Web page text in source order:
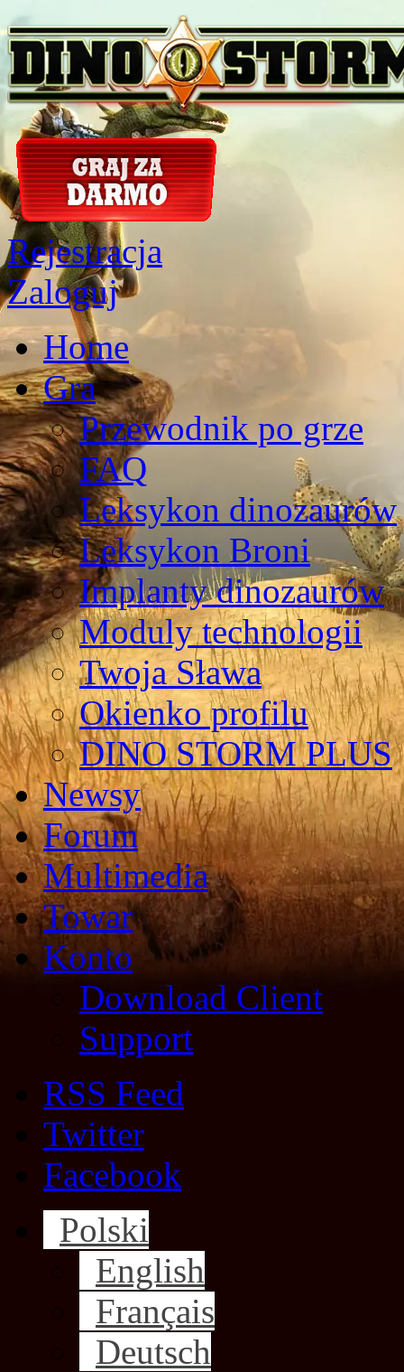
Rejestracja
Zaloguj
Home
Gra
Przewodnik po grze
FAQ
Leksykon dinozaurów
Leksykon Broni
Implanty dinozaurów
Moduly technologii
Twoja Sława
Okienko profilu
DINO STORM PLUS
Newsy
Forum
Multimedia
Towar
Konto
Download Client
Support
RSS Feed
Twitter
Facebook
Polski
English
Français
Deutsch